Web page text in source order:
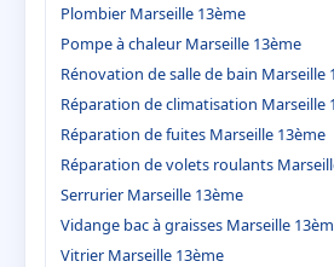
Plombier Marseille 13ème
Pompe à chaleur Marseille 13ème
Rénovation de salle de bain Marseille
Réparation de climatisation Marseille
Réparation de fuites Marseille 13ème
Réparation de volets roulants
Serrurier Marseille 13ème
Vidange bac à graisses Marseille
Vitrier Marseille 13ème